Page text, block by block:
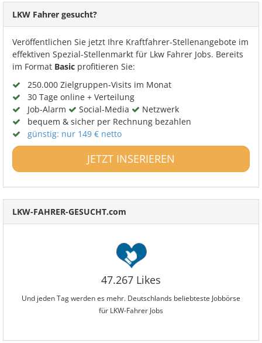
LKW Fahrer gesucht?
Veröffentlichen Sie jetzt Ihre Kraftfahrer-Stellenangebote im
effektiven Spezial-Stellenmarkt für Lkw Fahrer Jobs. Bereits
im Format Basic profitieren Sie:
250.000 Zielgruppen-Visits im Monat
30 Tage online + Verteilung
Job-Alarm
Social-Media
Netzwerk
bequem & sicher per Rechnung bezahlen
günstig: nur 149 € netto
JETZT INSERIEREN
LKW-FAHRER-GESUCHT.com
47.267 Likes
Und jeden Tag werden es mehr. Deutschlands beliebteste Jobbörse
für LKW-Fahrer Jobs